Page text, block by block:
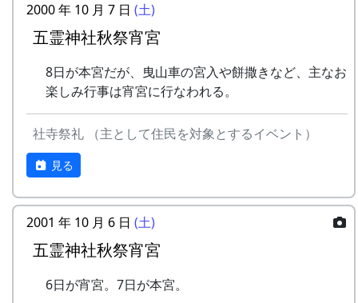
リは特においしいと評判です。
田すき、田ごしらえ、水管理、病害虫対策(3
地元農家で担当します。
実りの時期には、かかしを立てることができ
ます。
多可町の宿泊施設を安く利用できます。
多可町の特産品がもらえます(1万円相当)。
地元の新鮮な野菜を購入できます。
田植え、稲刈り時のイベントに参加できま
す。
村の秋祭りに参加して、御神酒を飲み、「ひ
きやま」を引くことができます。
餅撒きです。これがねえ、面白いんだ。すごく興
奮します。
過去の「岩座神の絵日記」に、秋祭の準備と宵宮
の写真がありますので、ご参照ください。
岩座神の絵日記 2008年10月11日
岩座神の絵日記 2007年10月6日
岩座神の絵日記 2006年10月7日
「餅撒き」の写真はありません。写真など撮って
る余裕は無いのです。
2000 年 10 月 7 日 (土)
五霊神社秋祭宵宮
8日が本宮だが、曳山車の宮入や餅撒きなど、主なお
楽しみ行事は宵宮に行なわれる。
社寺祭礼 （主として住民を対象とするイベント）
見る
2001 年 10 月 6 日 (土)
五霊神社秋祭宵宮
6日が宵宮。7日が本宮。